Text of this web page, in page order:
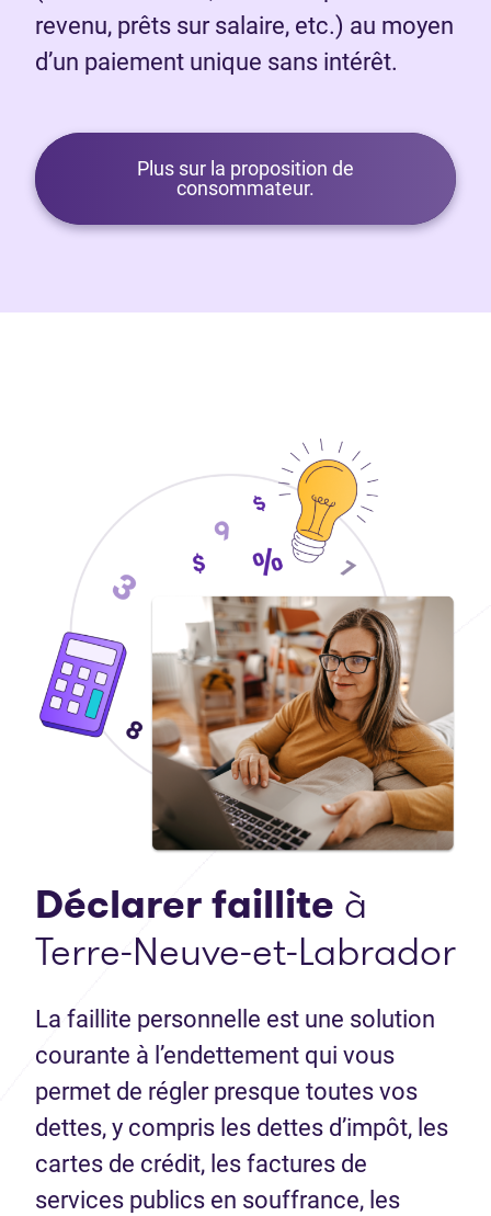
revenu, prêts sur salaire, etc.) au moyen
d’un paiement unique sans intérêt.
Plus sur la proposition de
consommateur.
Déclarer faillite à
Terre-Neuve-et-Labrador
La faillite personnelle est une solution
courante à l’endettement qui vous
permet de régler presque toutes vos
dettes, y compris les dettes d’impôt, les
cartes de crédit, les factures de
services publics en souffrance, les